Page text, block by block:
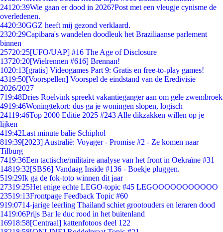
241 20:39Wie gaan er dood in 2026?Post met een vleugje cynisme de
overledenen.
4420:30GGZ heeft mij gezond verklaard.
2320:29Capibara's wandelen doodleuk het Braziliaanse parlement
binnen
25720:25[UFO/UAP] #16 The Age of Disclosure
13720:20[Wielrennen #616] Brennan!
1020:13[gratis] Videogames Part 9: Gratis en free-to-play games!
4319:50[Voorspellen] Voorspel de eindstand van de Eredivisie
2026/2027
719:48Dries Roelvink spreekt vakantieganger aan om gele zwembroek
4919:46Woningtekort: dus ga je woningen slopen, logisch
24119:46Top 2000 Editie 2025 #243 Alle dikzakken willen op je
lijken
419:42Last minute balie Schiphol
819:39[2023] Australië: Voyager - Promise #2 - Ze komen naar
Tilburg
7419:36Een tactische/militaire analyse van het front in Oekraïne #31
14819:32[SBS6] Vandaag Inside #136 - Boekje pluggen.
519:29Ik ga de fok-toto winnen dit jaar
27319:25Het enige echte LEGO-topic #45 LEGOOOOOOOOOOO
23519:13Frontpage Feedback Topic #60
919:0714-jarige leerling Thailand schiet grootouders en leraren dood
1419:06Prijs Bar le duc rood in het buitenland
16918:58[Centraal] kattenfotoos deel 122